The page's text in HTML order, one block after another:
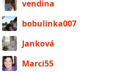
vendina
bobulinka007
Janková
Marci55